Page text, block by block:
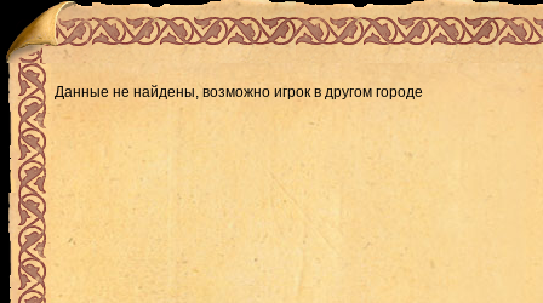
Данные не найдены, возможно игрок в другом городе